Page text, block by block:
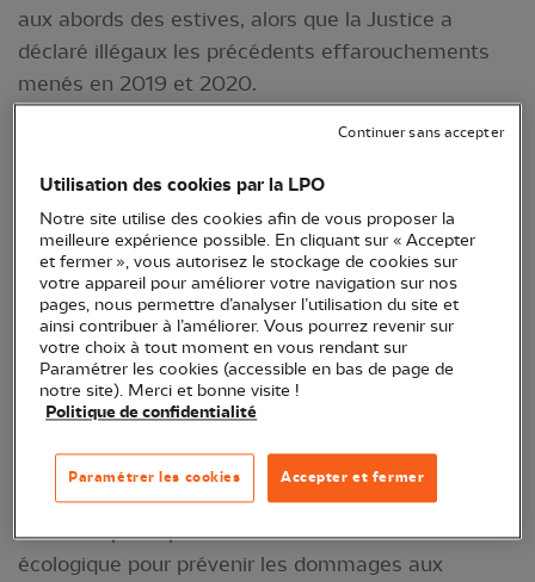
aux abords des estives, alors que la Justice a
déclaré illégaux les précédents effarouchements
menés en 2019 et 2020.
Ours brun - crédit photo : association
Natur'ailes
Dans une décision rendue le 25 avril 2022
mesures d’effarouchement de l’ours des Pyrénées
mises en place par le ministère de la Transition
écologique pour prévenir les dommages aux
Utilisation des cookies par la LPO
Notre site utilise des cookies afin de vous proposer la
meilleure expérience possible. En cliquant sur « Accepter
et fermer », vous autorisez le stockage de cookies sur
votre appareil pour améliorer votre navigation sur nos
pages, nous permettre d’analyser l’utilisation du site et
ainsi contribuer à l’améliorer. Vous pourrez revenir sur
votre choix à tout moment en vous rendant sur
Paramétrer les cookies (accessible en bas de page de
notre site). Merci et bonne visite !
Politique de confidentialité
Accepter et fermer
Paramétrer les cookies
Continuer sans accepter